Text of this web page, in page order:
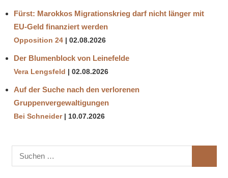
Fürst: Marokkos Migrationskrieg darf nicht länger mit
EU-Geld finanziert werden
Opposition 24 02.08.2026
Der Blumenblock von Leinefelde
Vera Lengsfeld 02.08.2026
Auf der Suche nach den verlorenen
Gruppenvergewaltigungen
Bei Schneider 10.07.2026
Suchen
nach: